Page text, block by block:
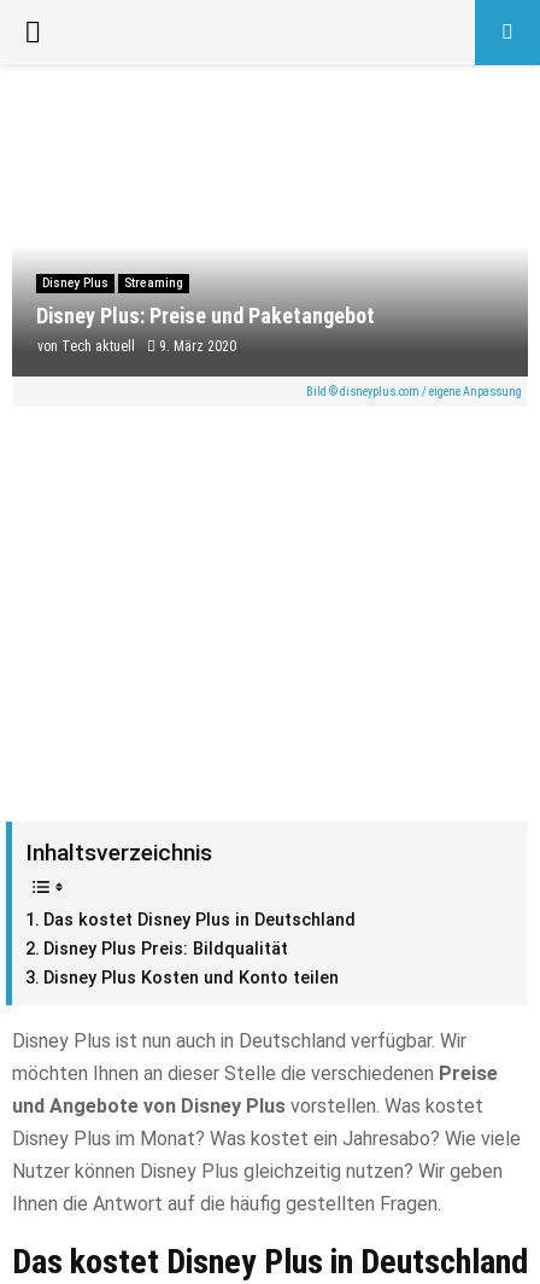
PRIMARY
Disney Plus Streaming
Disney Plus: Preise und Paketangebot
von Tech aktuell 9. März 2020
Bild © disneyplus.com / eigene Anpassung
Inhaltsverzeichnis
Das kostet Disney Plus in Deutschland
Disney Plus Preis: Bildqualität
Disney Plus Kosten und Konto teilen
Disney Plus ist nun auch in Deutschland verfügbar. Wir
möchten Ihnen an dieser Stelle die verschiedenen Preise
und Angebote von Disney Plus vorstellen. Was kostet
Disney Plus im Monat? Was kostet ein Jahresabo? Wie viele
Nutzer können Disney Plus gleichzeitig nutzen? Wir geben
Ihnen die Antwort auf die häufig gestellten Fragen.
Das kostet Disney Plus in Deutschland